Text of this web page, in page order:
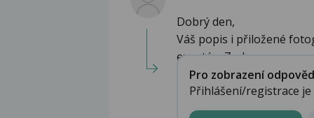
Dobrý den,
Váš popis i přiložené
exantém.Zoda...
Pro zobrazení
Přihlášení/registrace